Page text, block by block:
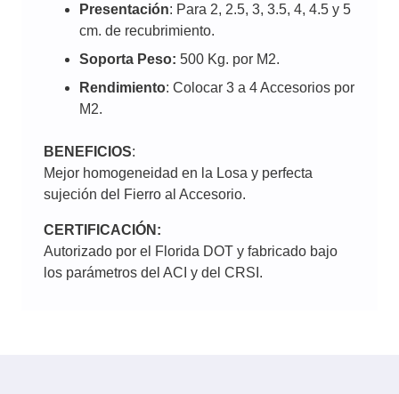
Presentación: Para 2, 2.5, 3, 3.5, 4, 4.5 y 5
cm. de recubrimiento.
Soporta Peso: 500 Kg. por M2.
Rendimiento: Colocar 3 a 4 Accesorios por
M2.
BENEFICIOS:
Mejor homogeneidad en la Losa y perfecta
sujeción del Fierro al Accesorio.
CERTIFICACIÓN:
Autorizado por el Florida DOT y fabricado bajo
los parámetros del ACI y del CRSI.